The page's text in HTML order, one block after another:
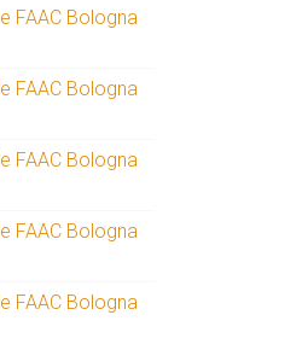
FAAC Bologna
FAAC Bologna
FAAC Bologna
FAAC Bologna
FAAC Bologna